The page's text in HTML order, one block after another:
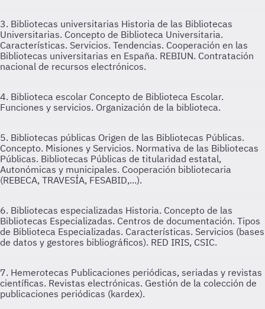
3. Bibliotecas universitarias Historia de las Bibliotecas
Universitarias. Concepto de Biblioteca Universitaria.
Características. Servicios. Tendencias. Cooperación en las
Bibliotecas universitarias en España. REBIUN. Contratación
nacional de recursos electrónicos.
4. Biblioteca escolar Concepto de Biblioteca Escolar.
Funciones y servicios. Organización de la biblioteca.
5. Bibliotecas públicas Origen de las Bibliotecas Públicas.
Concepto. Misiones y Servicios. Normativa de las Bibliotecas
Públicas. Bibliotecas Públicas de titularidad estatal,
Autonómicas y municipales. Cooperación bibliotecaria
(REBECA, TRAVESÍA, FESABID,...).
6. Bibliotecas especializadas Historia. Concepto de las
Bibliotecas Especializadas. Centros de documentación. Tipos
de Biblioteca Especializadas. Características. Servicios (bases
de datos y gestores bibliográficos). RED IRIS, CSIC.
7. Hemerotecas Publicaciones periódicas, seriadas y revistas
científicas. Revistas electrónicas. Gestión de la colección de
publicaciones periódicas (kardex).